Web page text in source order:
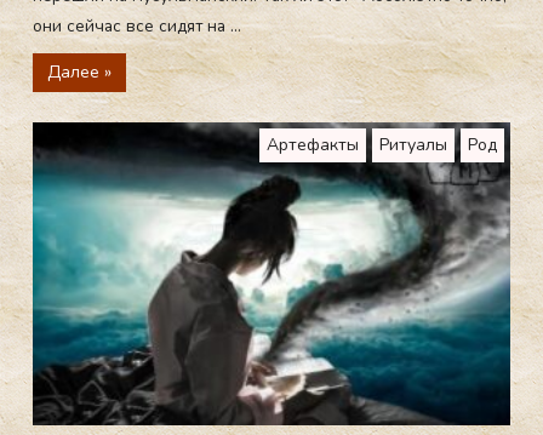
они сейчас все сидят на ...
Далее »
Артефакты Ритуалы Род